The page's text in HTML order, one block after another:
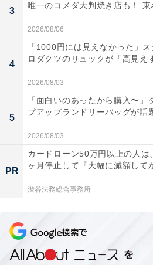
軽くて扱いやすいので腕が疲
麗に刈り込むことができます
切れ味が抜群で太めの枝もサ
庭木や生垣の手入れをコードレ
したい人には、おすすめの商品
【Amazonお買い得
洗浄機」が特別価格
3
唯一のコメダ大判焼き店も！ 東
2026/08/06
4
「1000円には見えなかった」
ロダクツのリュックが「高見え
2026/08/03
5
「面白いのあったから購入〜」
プアップランドリーバッグが話
2026/08/03
PR
カードローン50万円以上の人は
ヶ月停止して『大幅に減額して
渋谷法務総合事務所